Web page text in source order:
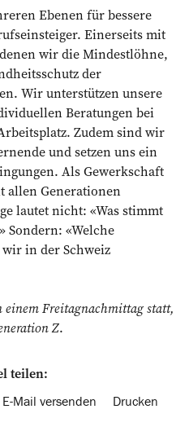
Ebenen für bessere
Einerseits mit
wir die Mindestlöhne,
der
Wir unterstützen unsere
Beratungen bei
Zudem sind wir
und setzen uns ein
Als Gewerkschaft
allen Generationen
lautet nicht: «Was stimmt
Sondern: «Welche
in der Schweiz
Freitagnachmittag statt,
Z.
teilen:
E-Mail versenden Drucken